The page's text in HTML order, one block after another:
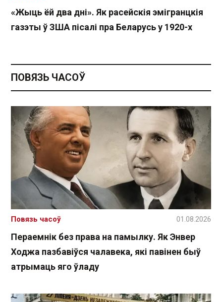
«Жыць ёй два дні». Як расейскія эмігранцкія
газэты ў ЗША пісалі пра Беларусь у 1920-х
ПОВЯЗЬ ЧАСОЎ
Пераемнік без права на памылку. Як Энвер
Ходжа пазбавіўся чалавека, які павінен быў
атрымаць яго ўладу
Повязь часоў 01.08.2026